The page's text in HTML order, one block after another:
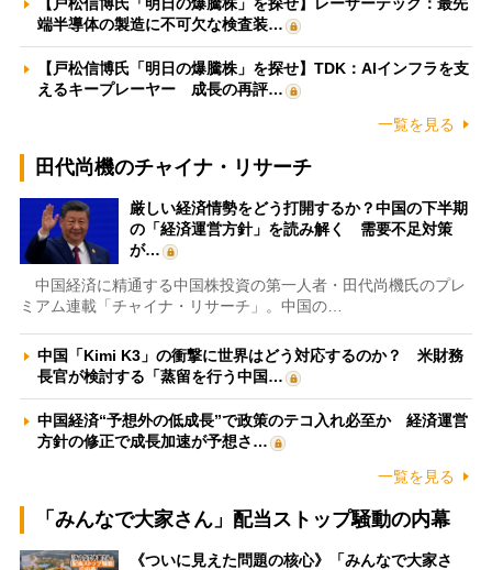
端半導体の製造に不可欠な検査装…
【戸松信博氏「明日の爆騰株」を探せ】TDK：AIインフラを支
えるキープレーヤー 成長の再評…
一覧を見る
田代尚機のチャイナ・リサーチ
厳しい経済情勢をどう打開するか？中国の下半期
の「経済運営方針」を読み解く 需要不足対策
が…
中国経済に精通する中国株投資の第一人者・田代尚機氏のプレ
ミアム連載「チャイナ・リサーチ」。中国の…
中国「Kimi K3」の衝撃に世界はどう対応するのか？ 米財務
長官が検討する「蒸留を行う中国…
中国経済“予想外の低成長”で政策のテコ入れ必至か 経済運営
方針の修正で成長加速が予想さ…
一覧を見る
「みんなで大家さん」配当ストップ騒動の内幕
《ついに見えた問題の核心》「みんなで大家さ